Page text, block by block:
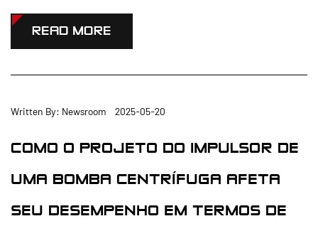
READ MORE
Written By: Newsroom 2025-05-20
COMO O PROJETO DO IMPULSOR DE
UMA BOMBA CENTRÍFUGA AFETA
SEU DESEMPENHO EM TERMOS DE